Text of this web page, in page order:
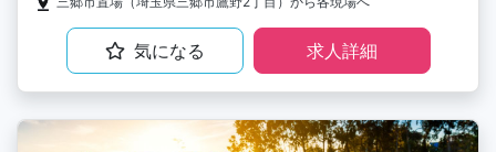
気になる 求人詳細